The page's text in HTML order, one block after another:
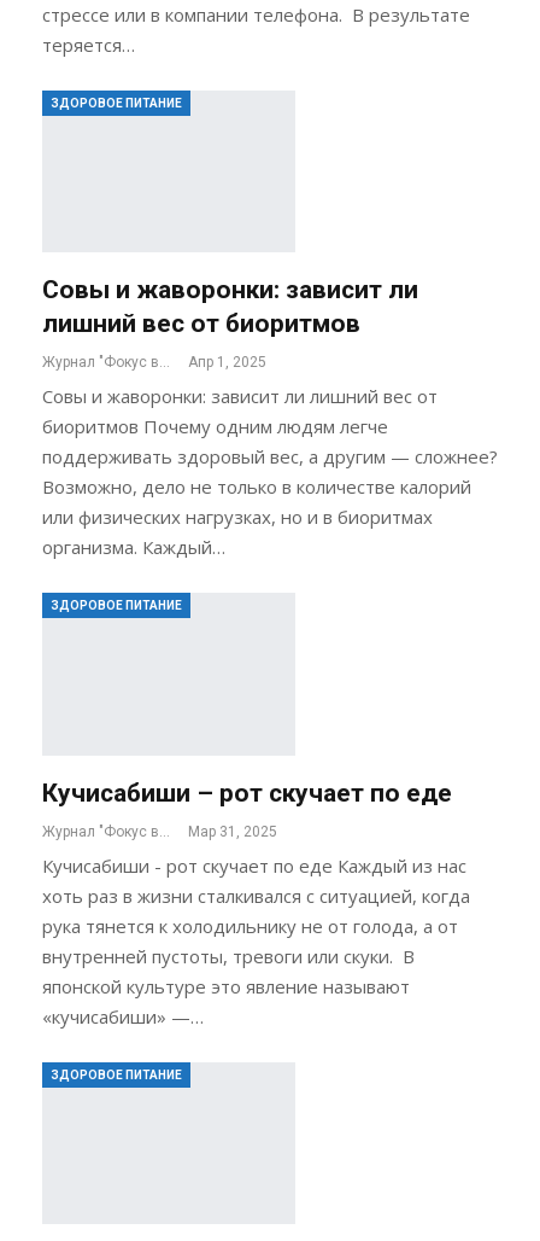
стрессе или в компании телефона. В результате
теряется…
ЗДОРОВОЕ ПИТАНИЕ
Совы и жаворонки: зависит ли
лишний вес от биоритмов
Журнал "Фокус внимания" Апр 1, 2025
Совы и жаворонки: зависит ли лишний вес от
биоритмов Почему одним людям легче
поддерживать здоровый вес, а другим — сложнее?
Возможно, дело не только в количестве калорий
или физических нагрузках, но и в биоритмах
организма. Каждый…
ЗДОРОВОЕ ПИТАНИЕ
Кучисабиши – рот скучает по еде
Мар 31, 2025
Кучисабиши - рот скучает по еде Каждый из нас
хоть раз в жизни сталкивался с ситуацией, когда
рука тянется к холодильнику не от голода, а от
внутренней пустоты, тревоги или скуки. В
японской культуре это явление называют
«кучисабиши» —…
ЗДОРОВОЕ ПИТАНИЕ